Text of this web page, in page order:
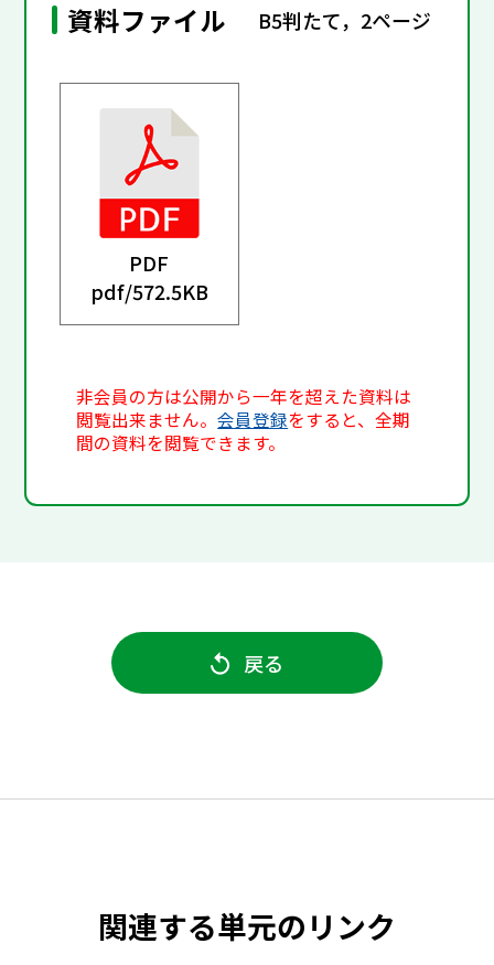
資料ファイル B5判たて，2ページ
PDF
pdf/572.5KB
非会員の方は公開から一年を超えた資料は
閲覧出来ません。会員登録をすると、全期
間の資料を閲覧できます。
戻る
関連する単元のリンク